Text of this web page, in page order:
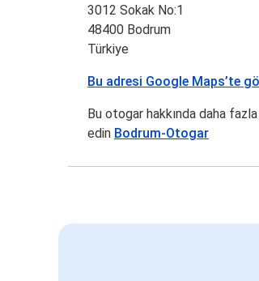
3012 Sokak No:1
48400 Bodrum
Türkiye
Bu adresi Google Maps’te
Bu otogar hakkında daha
edin Bodrum-Otogar